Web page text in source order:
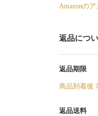
Amazonの
返品につ
返品期限
商品到着後
返品送料